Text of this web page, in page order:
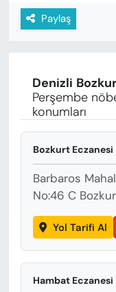
Paylaş
Denizli
Perşembe
konumları
Bozkurt Eczanesi
Barbaros
No:46 C
Yol Tarifi Al
Hambat Eczanesi
FAYDALI
EĞİTİM
SAĞLIK
SPOR
KÜLTÜR-
MAGAZİN
Haber Arşivi